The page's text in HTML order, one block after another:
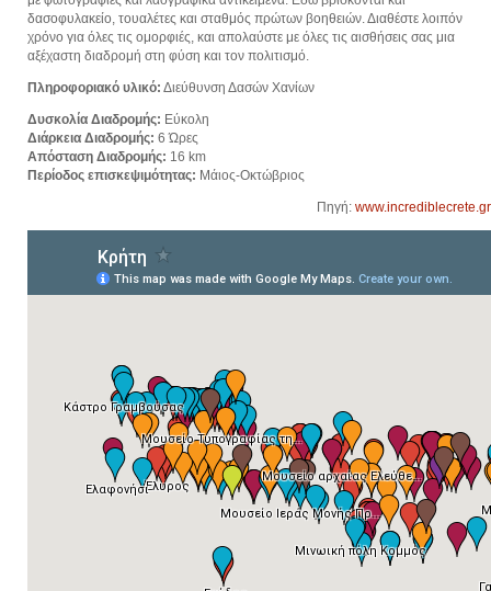
δασοφυλακείο, τουαλέτες και σταθμός πρώτων βοηθειών. Διαθέστε λοιπόν
χρόνο για όλες τις ομορφιές, και απολαύστε με όλες τις αισθήσεις σας μια
αξέχαστη διαδρομή στη φύση και τον πολιτισμό.
Πληροφοριακό υλικό: Διεύθυνση Δασών Χανίων
Δυσκολία Διαδρομής: Εύκολη
Διάρκεια Διαδρομής: 6 Ώρες
Απόσταση Διαδρομής: 16 km
Περίοδος επισκεψιμότητας: Μάιος-Οκτώβριος
Πηγή: www.incrediblecrete.gr